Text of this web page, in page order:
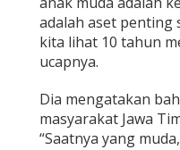
a
b
a
adalah aset penting
kita lihat 10 tahun
ucapnya.
Dia mengatakan
masyarakat Jawa
“Saatnya yang